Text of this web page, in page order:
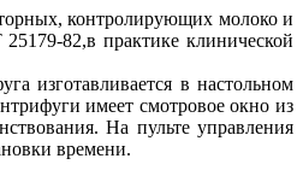
контролирующих молоко и
82,в практике клинической
изготавливается в настольном
имеет смотровое окно из
На пульте управления
времени.